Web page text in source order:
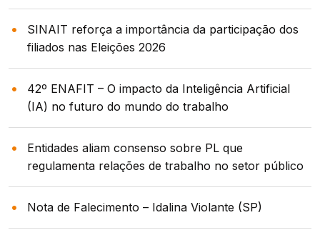
SINAIT reforça a importância da participação dos
filiados nas Eleições 2026
42º ENAFIT – O impacto da Inteligência Artificial
(IA) no futuro do mundo do trabalho
Entidades aliam consenso sobre PL que
regulamenta relações de trabalho no setor público
Nota de Falecimento – Idalina Violante (SP)